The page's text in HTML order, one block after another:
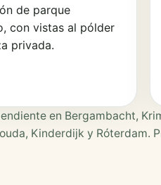
de parque
con vistas al pólder
privada.
en Bergambacht,
Kinderdijk y Róterdam.